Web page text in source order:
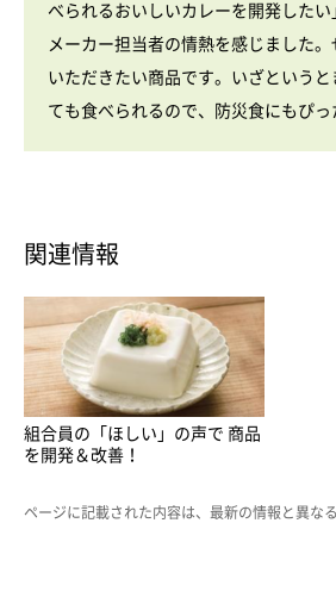
べられるおいしいカレーを開発した
メーカー担当者の情熱を感じました
いただきたい商品です。いざというと
ても食べられるので、防災食にもぴっ
関連情報
組合員の「ほしい」の声で 商品
を開発＆改善！
ページに記載された内容は、最新の情報と異な